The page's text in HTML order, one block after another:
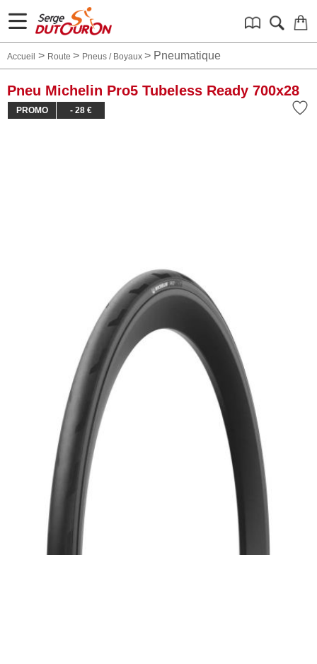
Accueil > Route > Pneus / Boyaux > Pneumatique
Pneu Michelin Pro5 Tubeless Ready 700x28
PROMO - 28 €